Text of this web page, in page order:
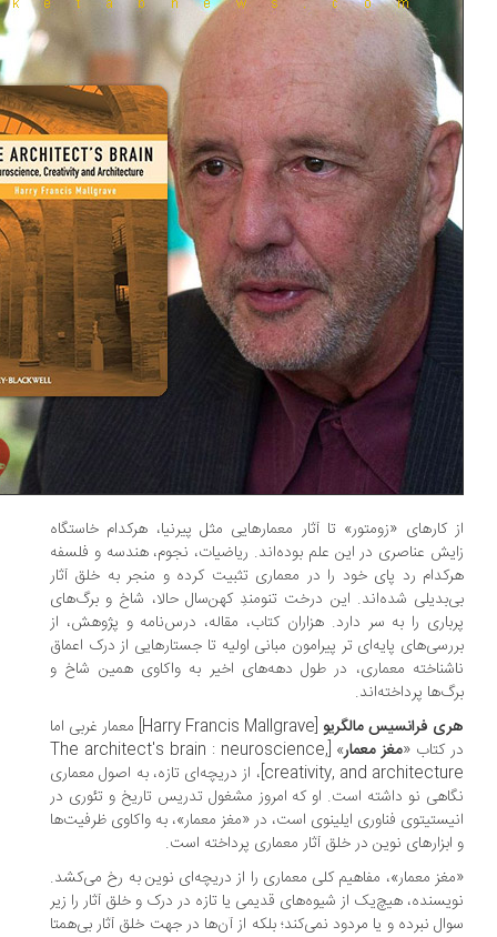
کارهای «زومتور» تا آثار معمارهایی مثل پیرنیا،‌ هرکدام خاستگاه
عناصری در این علم بوده‌اند. ریاضیات، نجوم، هندسه و فلسفه
رد پای خود را در معماری تثبیت کرده و منجر به خلق آثار
شده‌اند. این درخت تنومندِ کهن‌سال حالا، شاخ و برگ‌های
را به سر دارد. هزاران کتاب، مقاله، درس‌‌نامه و پژوهش، از
پایه‌ای تر پیرامون مبانی اولیه تا جستارهایی از درک اعماق
معماری، در طول دهه‌های اخیر به واکاوی همین شاخ و
پرداخته‌اند.
فرانسیس مالگریو
[Harry Francis Mallgrave] معمار غربی اما
کتاب « مغز معمار
» [The architect's brain : neuroscience,
creativity, and architecture]، از دریچه‌ای تازه، به اصول معماری
نو داشته است. او که امروز مشغول تدریس تاریخ و تئوری در
فناوری ایلینوی است، در «مغز معمار»، به واکاوی ظرفیت‌ها
نوین در خلق آثار معماری پرداخته است.
معمار»، مفاهیم کلی معماری را از دریچه‌ای نوین به رخ می‌کشد.
هیچ‌یک از شیوه‌های قدیمی یا تازه در درک و خلق آثار را زیر
نبرده و یا مردود نمی‌کند؛ بلکه از آن‌ها در جهت خلق آثار بی‌همتا